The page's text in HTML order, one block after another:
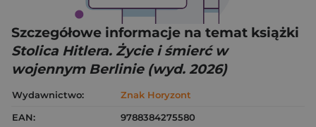
Szczegółowe informacje na temat książki
Stolica Hitlera. Życie i śmierć w
wojennym Berlinie (wyd. 2026)
Wydawnictwo:
Znak Horyzont
EAN:
9788384275580